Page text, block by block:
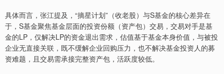
具体而言，张江提及，“摘星计划”（收老股）与S基金的核心差异在
于，S基金聚焦基金层面的投资份额（资产包）交易，交易对手是基
金的LP，仅解决LP的资金退出需求，估值基于基金本身价值，与被投
企业无直接关联，既不缓解企业回购压力，也不解决基金投资人的募
资难题，且交易需承接完整资产包，活跃度较低。